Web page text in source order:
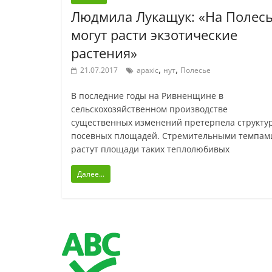
Людмила Лукащук: «На
могут расти экзотические
растения»
21.07.2017 арахіс, нут, Полесье
В последние годы на Ривненщине в
сельскохозяйственном производстве
существенных изменений претерпела
посевных площадей. Стремительными
растут площади таких теплолюбивых
Далее...